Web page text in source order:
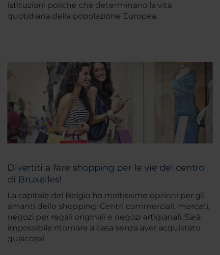
istituzioni poliche che determinano la vita
quotidiana della popolazione Europea.
Divertiti a fare shopping per le vie del centro
di Bruxelles!
La capitale del Belgio ha moltissime opzioni per gli
amanti dello shopping: Centri commerciali, mercati,
negozi per regali originali e negozi artigianali. Sarà
impossibile ritornare a casa senza aver acquistato
qualcosa!